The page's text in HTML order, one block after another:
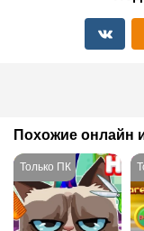
Похожие онлайн